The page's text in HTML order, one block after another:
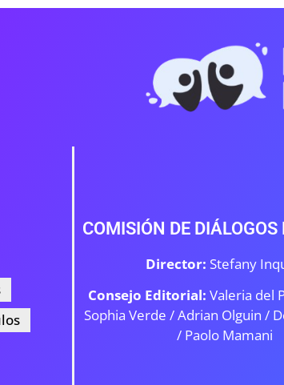
COMISIÓN DE
Director: Stefany
Consejo Editorial: Valeria del
Sophia Verde /Adrian Olguin /
/ Paolo Mamani